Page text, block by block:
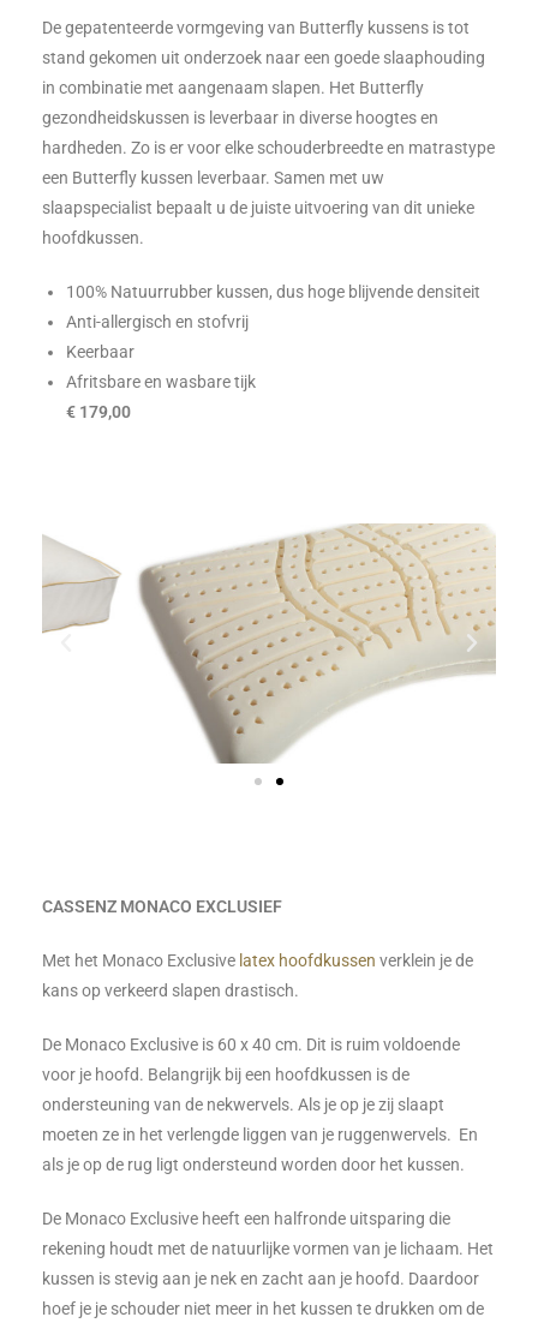
De gepatenteerde vormgeving van Butterfly kussens is tot
stand gekomen uit onderzoek naar een goede slaaphouding
in combinatie met aangenaam slapen. Het Butterfly
gezondheidskussen is leverbaar in diverse hoogtes en
hardheden. Zo is er voor elke schouderbreedte en matrastype
een Butterfly kussen leverbaar. Samen met uw
slaapspecialist bepaalt u de juiste uitvoering van dit unieke
hoofdkussen.
100% Natuurrubber kussen, dus hoge blijvende densiteit
Anti-allergisch en stofvrij
Keerbaar
Afritsbare en wasbare tijk
€ 179,00
CASSENZ MONACO EXCLUSIEF
Met het Monaco Exclusive latex hoofdkussen verklein je de
kans op verkeerd slapen drastisch.
De Monaco Exclusive is 60 x 40 cm. Dit is ruim voldoende
voor je hoofd. Belangrijk bij een hoofdkussen is de
ondersteuning van de nekwervels. Als je op je zij slaapt
moeten ze in het verlengde liggen van je ruggenwervels. En
als je op de rug ligt ondersteund worden door het kussen.
De Monaco Exclusive heeft een halfronde uitsparing die
rekening houdt met de natuurlijke vormen van je lichaam. Het
kussen is stevig aan je nek en zacht aan je hoofd. Daardoor
hoef je je schouder niet meer in het kussen te drukken om de